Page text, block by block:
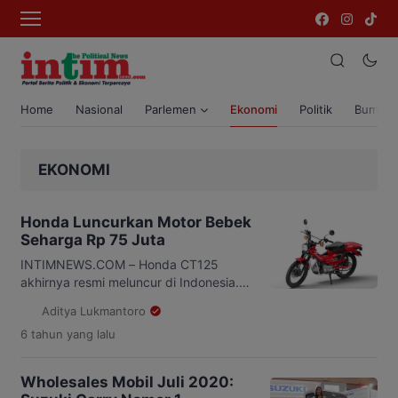
Home Nasional Parlemen Ekonomi Politik Bumi
EKONOMI
Honda Luncurkan Motor Bebek
Seharga Rp 75 Juta
INTIMNEWS.COM – Honda CT125
akhirnya resmi meluncur di Indonesia.
sudah melakoni debutnya di pameran
otomotif Tokyo Motor Show 2019 lalu.
Super Cub yang tidak hanya digunakan
Aditya Lukmantoro
6 tahun yang lalu
Wholesales Mobil Juli 2020: